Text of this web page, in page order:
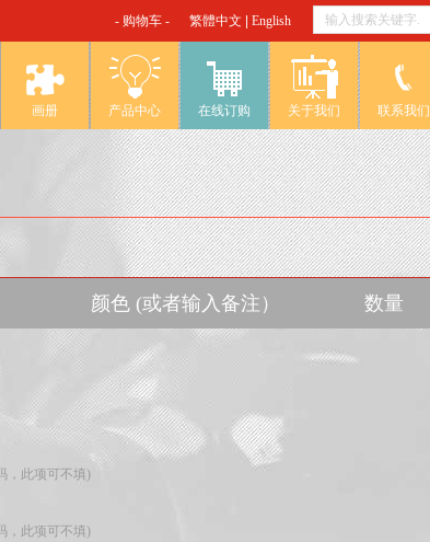
- 购物车 - 繁體中文 English
画册 产品中心 在线订购 关于我们 联系我们
颜色 (或者输入备注） 数量
，此项可不填)
，此项可不填)